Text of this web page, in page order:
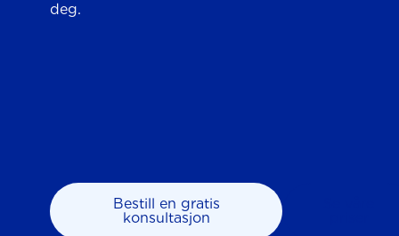
deg.
Bestill en gratis
konsultasjon